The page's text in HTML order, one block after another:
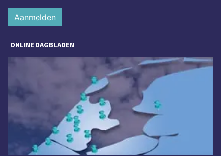
Aanmelden
ONLINE DAGBLADEN